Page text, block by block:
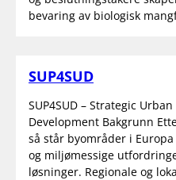
bevaring av biologisk
SUP4SUD
SUP4SUD – Strategic
Development Bakgrunn
så står byområder i
og miljømessige
løsninger. Regionale og